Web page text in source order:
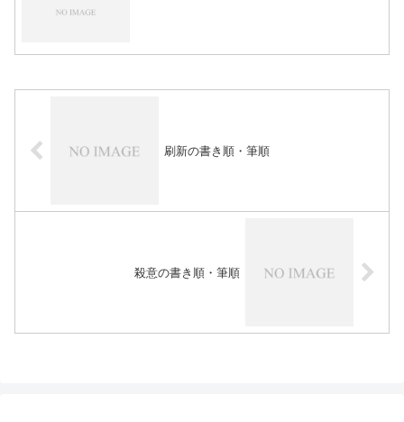
刷新の書き順・筆順
殺意の書き順・筆順